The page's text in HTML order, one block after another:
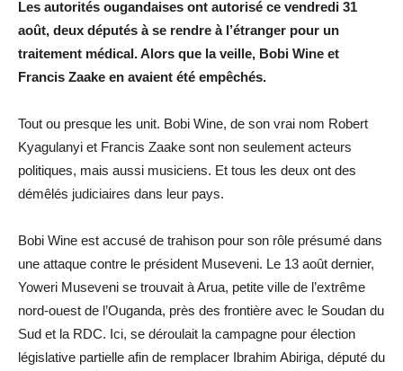
Les autorités ougandaises ont autorisé ce vendredi 31
août, deux députés à se rendre à l’étranger pour un
traitement médical. Alors que la veille, Bobi Wine et
Francis Zaake en avaient été empêchés.
Tout ou presque les unit. Bobi Wine, de son vrai nom Robert
Kyagulanyi et Francis Zaake sont non seulement acteurs
politiques, mais aussi musiciens. Et tous les deux ont des
démêlés judiciaires dans leur pays.
Bobi Wine est accusé de trahison pour son rôle présumé dans
une attaque contre le président Museveni. Le 13 août dernier,
Yoweri Museveni se trouvait à Arua, petite ville de l’extrême
nord-ouest de l’Ouganda, près des frontière avec le Soudan du
Sud et la RDC. Ici, se déroulait la campagne pour élection
législative partielle afin de remplacer Ibrahim Abiriga, député du